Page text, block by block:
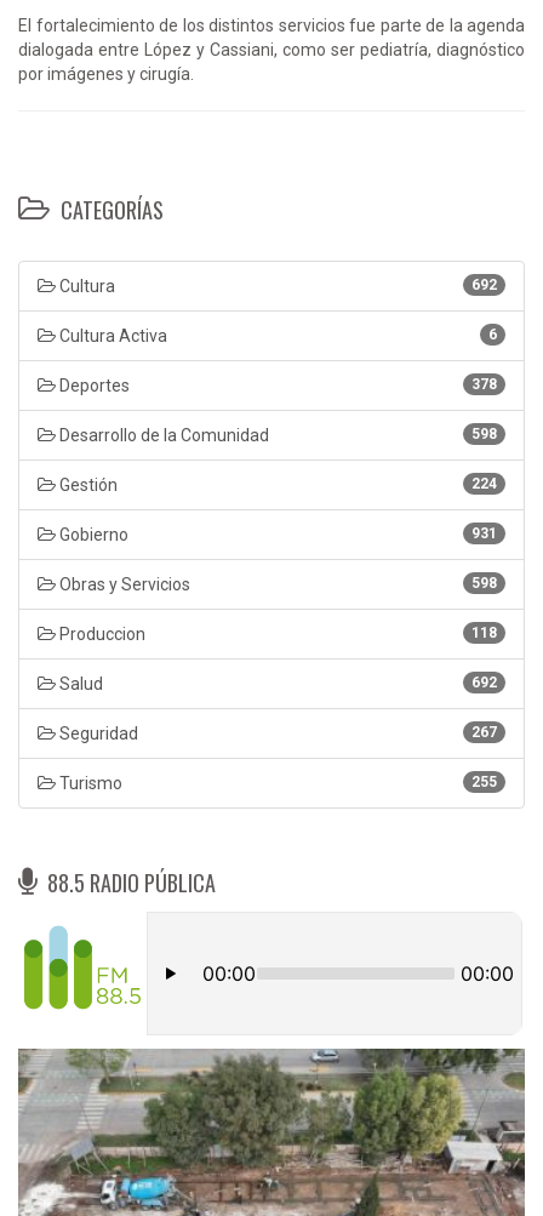
El fortalecimiento de los distintos servicios fue parte de la agenda
dialogada entre López y Cassiani, como ser pediatría, diagnóstico
por imágenes y cirugía.
CATEGORÍAS
692
Cultura
6
Cultura Activa
378
Deportes
598
Desarrollo de la Comunidad
224
Gestión
931
Gobierno
598
Obras y Servicios
118
Produccion
692
Salud
267
Seguridad
255
Turismo
88.5 RADIO PÚBLICA